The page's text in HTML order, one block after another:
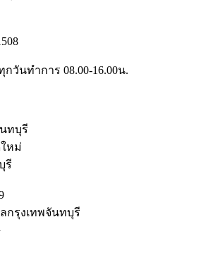
วันทำการ 08.00-16.00น.
ทบุรี
หม่
รี
ลกรุงเทพจันทบุรี